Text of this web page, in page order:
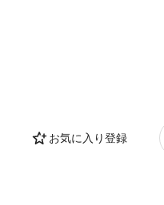
お気に入り登録